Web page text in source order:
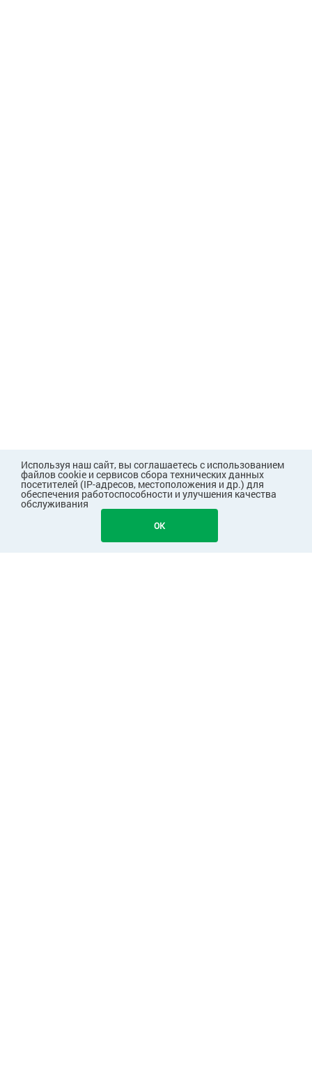
Используя наш сайт, вы соглашаетесь с использованием
файлов cookie и сервисов сбора технических данных
посетителей (IP-адресов, местоположения и др.) для
обеспечения работоспособности и улучшения качества
обслуживания
OK